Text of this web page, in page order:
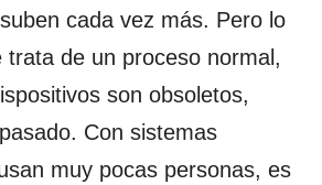
cada vez más. Pero lo
trata de un proceso normal,
son obsoletos,
Con sistemas
muy pocas personas, es